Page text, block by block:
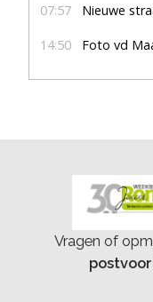
07:57 Nieuwe
14:50 Foto vd
Vragen of